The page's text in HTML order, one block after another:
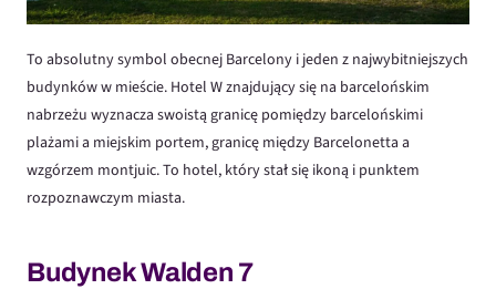
To absolutny symbol obecnej Barcelony i jeden z najwybitniejszych
budynków w mieście. Hotel W znajdujący się na barcelońskim
nabrzeżu wyznacza swoistą granicę pomiędzy barcelońskimi
plażami a miejskim portem, granicę między Barcelonetta a
wzgórzem montjuic. To hotel, który stał się ikoną i punktem
rozpoznawczym miasta.
Budynek Walden 7